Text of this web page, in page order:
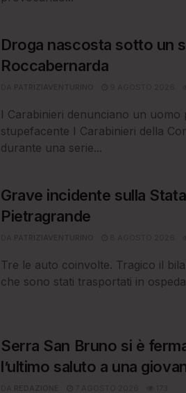
Droga nascosta sotto un
Roccabernarda
I Carabinieri denunciano un uomo
stupefacente I Carabinieri della
durante una serie...
Grave incidente sulla
Pietragrande
Tre le auto coinvolte. Tragico il
che sono stati trasportati in
Serra San Bruno si è
l’ultimo saluto a una